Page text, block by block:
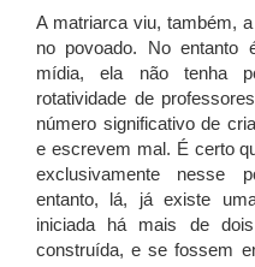
A matriarca viu, também,
no povoado. No
mídia, ela não tenha
rotatividade de
número significativo de
e escrevem mal. É certo
exclusivamente nesse
entanto, lá, já existe
iniciada há mais de
construída, e se fossem